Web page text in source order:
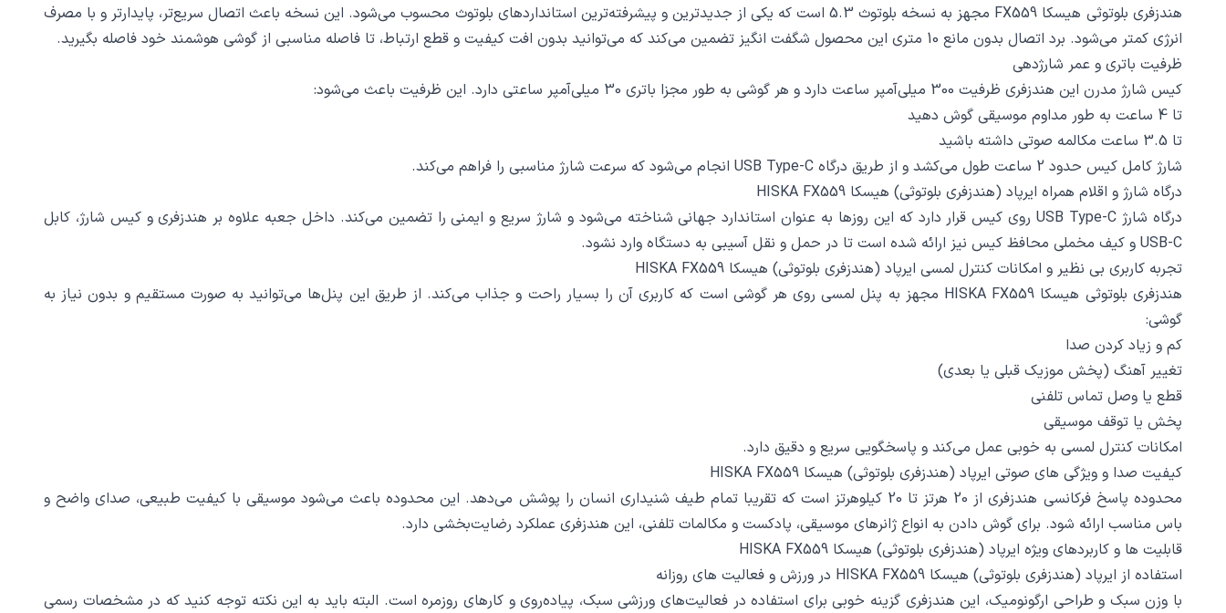
هندزفری بلوتوثی هیسکا FX559 مجهز به نسخه بلوتوث 5.3 است که یکی از جدیدترین و پیشرفته‌ترین استانداردهای بلوتوث محسوب می‌شود. این نسخه باعث اتصال سریع‌تر، پایدارتر و با مصرف
انرژی کمتر می‌شود. برد اتصال بدون مانع 10 متری این محصول شگفت انگیز تضمین می‌کند که می‌توانید بدون افت کیفیت و قطع ارتباط، تا فاصله مناسبی از گوشی هوشمند خود فاصله بگیرید.
ظرفیت باتری و عمر شارژدهی
کیس شارژ مدرن این هندزفری ظرفیت 300 میلی‌آمپر ساعت دارد و هر گوشی به طور مجزا باتری 30 میلی‌آمپر ساعتی دارد. این ظرفیت باعث می‌شود:
تا 4 ساعت به طور مداوم موسیقی گوش دهید
تا 3.5 ساعت مکالمه صوتی داشته باشید
شارژ کامل کیس حدود 2 ساعت طول می‌کشد و از طریق درگاه USB Type-C انجام می‌شود که سرعت شارژ مناسبی را فراهم می‌کند.
درگاه شارژ و اقلام همراه ایرپاد (هندزفری بلوتوثی) هیسکا HISKA FX559
درگاه شارژ USB Type-C روی کیس قرار دارد که این روزها به عنوان استاندارد جهانی شناخته می‌شود و شارژ سریع و ایمنی را تضمین می‌کند. داخل جعبه علاوه بر هندزفری و کیس شارژ، کابل
USB-C و کیف مخملی محافظ کیس نیز ارائه شده است تا در حمل و نقل آسیبی به دستگاه وارد نشود.
تجربه کاربری بی نظیر و امکانات کنترل لمسی ایرپاد (هندزفری بلوتوثی) هیسکا HISKA FX559
هندزفری بلوتوثی هیسکا HISKA FX559 مجهز به پنل لمسی روی هر گوشی است که کاربری آن را بسیار راحت و جذاب می‌کند. از طریق این پنل‌ها می‌توانید به صورت مستقیم و بدون نیاز به
گوشی:
کم و زیاد کردن صدا
تغییر آهنگ (پخش موزیک قبلی یا بعدی)
قطع یا وصل تماس تلفنی
پخش یا توقف موسیقی
امکانات کنترل لمسی به خوبی عمل می‌کند و پاسخگویی سریع و دقیق دارد.
کیفیت صدا و ویژگی های صوتی ایرپاد (هندزفری بلوتوثی) هیسکا HISKA FX559
محدوده پاسخ فرکانسی هندزفری از 20 هرتز تا 20 کیلوهرتز است که تقریبا تمام طیف شنیداری انسان را پوشش می‌دهد. این محدوده باعث می‌شود موسیقی با کیفیت طبیعی، صدای واضح و
باس مناسب ارائه شود. برای گوش دادن به انواع ژانرهای موسیقی، پادکست و مکالمات تلفنی، این هندزفری عملکرد رضایت‌بخشی دارد.
قابلیت‌ ها و کاربردهای ویژه ایرپاد (هندزفری بلوتوثی) هیسکا HISKA FX559
استفاده از ایرپاد (هندزفری بلوتوثی) هیسکا HISKA FX559 در ورزش و فعالیت‌ های روزانه
با وزن سبک و طراحی ارگونومیک، این هندزفری گزینه خوبی برای استفاده در فعالیت‌های ورزشی سبک، پیاده‌روی و کارهای روزمره است. البته باید به این نکته توجه کنید که در مشخصات رسمی